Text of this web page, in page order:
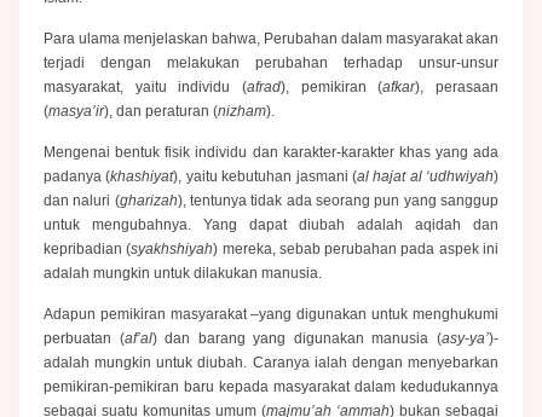
Para ulama menjelaskan bahwa, Perubahan dalam masyarakat akan
terjadi dengan melakukan perubahan terhadap unsur-unsur
masyarakat, yaitu individu (afrad), pemikiran (afkar), perasaan
(masya’ir), dan peraturan (nizham).
Mengenai bentuk fisik individu dan karakter-karakter khas yang ada
padanya (khashiyat), yaitu kebutuhan jasmani (al hajat al ‘udhwiyah)
dan naluri (gharizah), tentunya tidak ada seorang pun yang sanggup
untuk mengubahnya. Yang dapat diubah adalah aqidah dan
kepribadian (syakhshiyah) mereka, sebab perubahan pada aspek ini
adalah mungkin untuk dilakukan manusia.
Adapun pemikiran masyarakat –yang digunakan untuk menghukumi
perbuatan (af’al) dan barang yang digunakan manusia (asy-ya’)-
adalah mungkin untuk diubah. Caranya ialah dengan menyebarkan
pemikiran-pemikiran baru kepada masyarakat dalam kedudukannya
sebagai suatu komunitas umum (majmu’ah ‘ammah) bukan sebagai